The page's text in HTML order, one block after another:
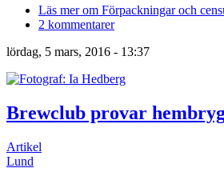
Läs merom Förpackningar och
2 kommentarer
lördag, 5 mars, 2016 - 13:37
Brewclub provar
Artikel
Lund